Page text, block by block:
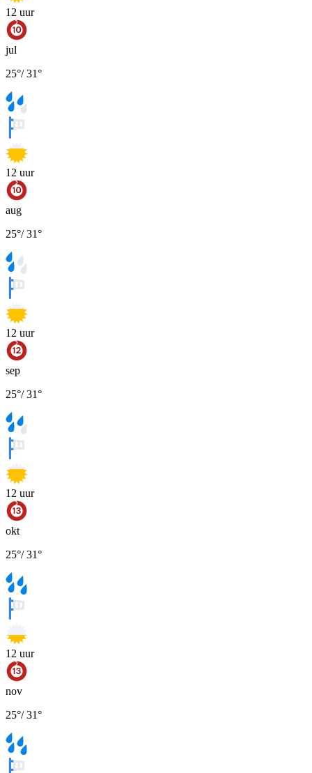
12 uur
jul
25°/31°
12 uur
aug
25°/31°
12 uur
sep
25°/31°
12 uur
okt
25°/31°
12 uur
nov
25°/31°